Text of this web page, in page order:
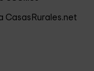
CasasRurales.net